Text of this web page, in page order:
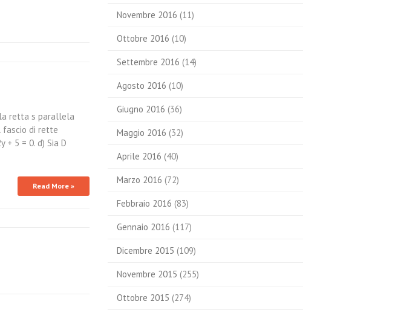
la retta s parallela
fascio di rette
5 = 0. d) Sia D
Read More »
Novembre 2016 (11)
Ottobre 2016 (10)
Settembre 2016 (14)
Agosto 2016 (10)
Giugno 2016 (36)
Maggio 2016 (32)
Aprile 2016 (40)
Marzo 2016 (72)
Febbraio 2016 (83)
Gennaio 2016 (117)
Dicembre 2015 (109)
Novembre 2015 (255)
Ottobre 2015 (274)